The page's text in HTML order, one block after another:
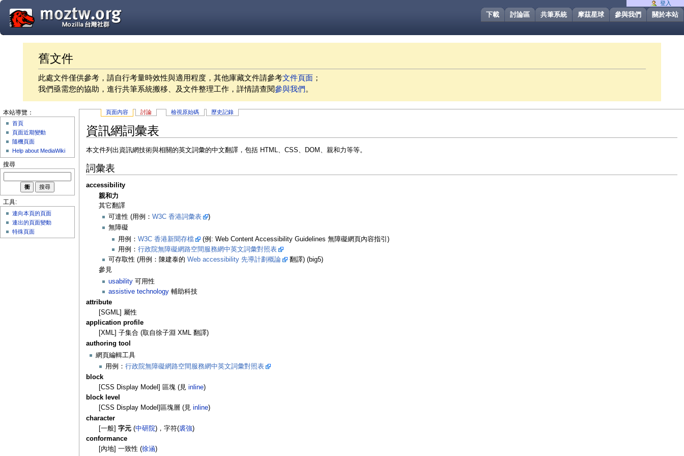
關於本站
參與我們
摩茲星球
共筆系統
討論區
下載
舊文件
此處文件僅供參考，請自行考量時效性與適用程度，其他庫藏文件請參考文件頁面 ；
我們亟需您的協助，進行共筆系統搬移、及文件整理工作，詳情請查閱參與我們。
頁面內容 討論 檢視原始碼 歷史記錄
資訊網詞彙表
本文件列出資訊網技術與相關的英文詞彙的中文翻譯，包括 HTML、CSS、DOM、親和力等等。
詞彙表
accessibility
親和力
其它翻譯
可達性 (用例：W3C 香港詞彙表
)
無障礙
用例：W3C 香港新聞存檔
(例: Web Content Accessibility Guidelines 無障礙網頁內容指引)
用例：行政院無障礙網路空間服務網中英文詞彙對照表
可存取性 (用例：陳建泰的Web accessibility 先導計劃概論
翻譯) (big5)
參見
usability 可用性
assistive technology 輔助科技
attribute
[SGML] 屬性
application profile
[XML] 子集合 (取自徐子淵 XML 翻譯)
authoring tool
網頁編輯工具
用例： 行政院無障礙網路空間服務網中英文詞彙對照表
block
[CSS Display Model] 區塊 (見inline)
block level
[CSS Display Model]區塊層 (見inline)
character
[一般]字元 (中研院)，字符(裘強)
conformance
[內地] 一致性 (徐涵)
登入
本站導覽：
首頁
頁面近期變動
隨機頁面
Help about MediaWiki
搜尋
工具:
連向本頁的頁面
連出的頁面變動
特殊頁面